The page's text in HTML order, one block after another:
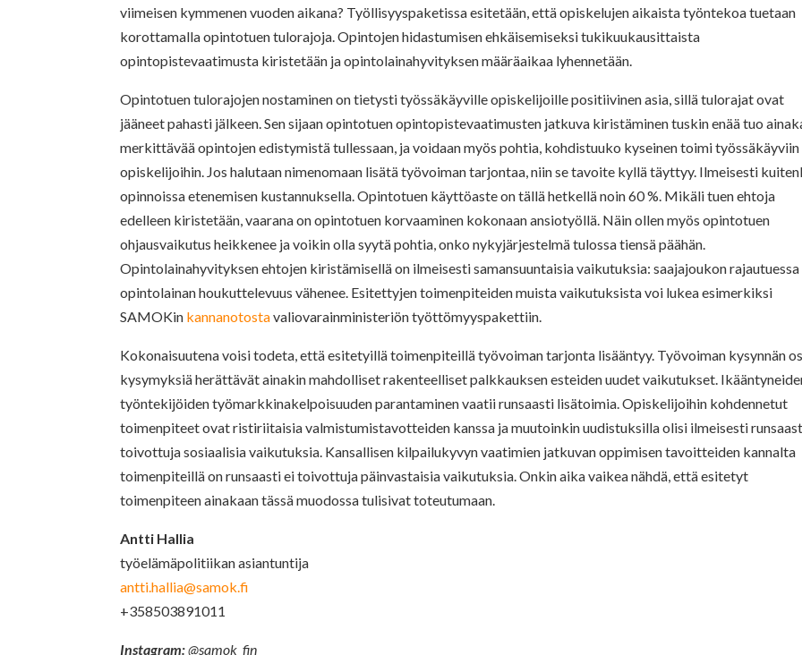
viimeisen kymmenen vuoden aikana? Työllisyyspaketissa esitetään, että opiskelujen aikaista työntekoa tuetaan
korottamalla opintotuen tulorajoja. Opintojen hidastumisen ehkäisemiseksi tukikuukausittaista
opintopistevaatimusta kiristetään ja opintolainahyvityksen määräaikaa lyhennetään.
Opintotuen tulorajojen nostaminen on tietysti työssäkäyville opiskelijoille positiivinen asia, sillä tulorajat ovat
jääneet pahasti jälkeen. Sen sijaan opintotuen opintopistevaatimusten jatkuva kiristäminen tuskin enää tuo
merkittävää opintojen edistymistä tullessaan, ja voidaan myös pohtia, kohdistuuko kyseinen toimi työssäkäyviin
opiskelijoihin. Jos halutaan nimenomaan lisätä työvoiman tarjontaa, niin se tavoite kyllä täyttyy. Ilmeisesti
opinnoissa etenemisen kustannuksella. Opintotuen käyttöaste on tällä hetkellä noin 60 %. Mikäli tuen ehtoja
edelleen kiristetään, vaarana on opintotuen korvaaminen kokonaan ansiotyöllä. Näin ollen myös opintotuen
ohjausvaikutus heikkenee ja voikin olla syytä pohtia, onko nykyjärjestelmä tulossa tiensä päähän.
Opintolainahyvityksen ehtojen kiristämisellä on ilmeisesti samansuuntaisia vaikutuksia: saajajoukon rajautuessa
opintolainan houkuttelevuus vähenee. Esitettyjen toimenpiteiden muista vaikutuksista voi lukea esimerkiksi
SAMOKin kannanotostavaliovarainministeriön työttömyyspakettiin.
Kokonaisuutena voisi todeta, että esitetyillä toimenpiteillä työvoiman tarjonta lisääntyy. Työvoiman kysynnän
kysymyksiä herättävät ainakin mahdolliset rakenteelliset palkkauksen esteiden uudet vaikutukset.
työntekijöiden työmarkkinakelpoisuuden parantaminen vaatii runsaasti lisätoimia. Opiskelijoihin kohdennetut
toimenpiteet ovat ristiriitaisia valmistumistavotteiden kanssa ja muutoinkin uudistuksilla olisi ilmeisesti
toivottuja sosiaalisia vaikutuksia. Kansallisen kilpailukyvyn vaatimien jatkuvan oppimisen tavoitteiden kannalta
toimenpiteillä on runsaasti ei toivottuja päinvastaisia vaikutuksia. Onkin aika vaikea nähdä, että esitetyt
toimenpiteen ainakaan tässä muodossa tulisivat toteutumaan.
Antti Hallia
työelämäpolitiikan asiantuntija
antti.hallia@samok.fi
+358503891011
Instagram:@samok_fin